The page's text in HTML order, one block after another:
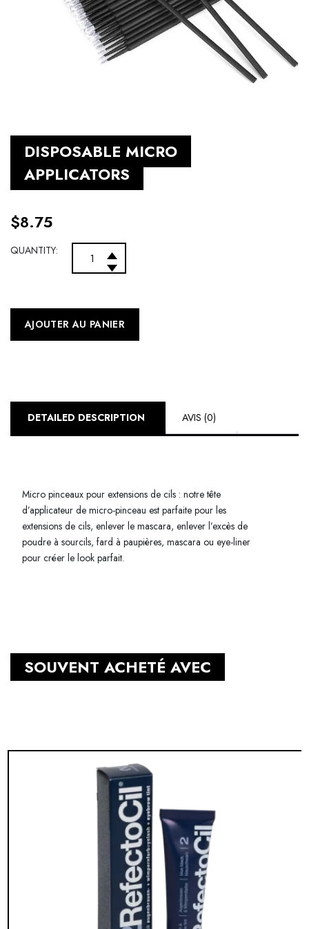
DISPOSABLE MICRO
APPLICATORS
$8.75
QUANTITY:
AJOUTER AU PANIER
DETAILED DESCRIPTION AVIS (0)
Micro pinceaux pour extensions de cils : notre tête
d’applicateur de micro-pinceau est parfaite pour les
extensions de cils, enlever le mascara, enlever l’excès de
poudre à sourcils, fard à paupières, mascara ou eye-liner
pour créer le look parfait.
SOUVENT ACHETÉ AVEC